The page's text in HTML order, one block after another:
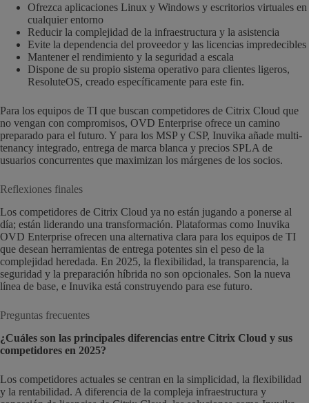
Ofrezca aplicaciones Linux y Windows y escritorios virtuales en
cualquier entorno
Reducir la complejidad de la infraestructura y la asistencia
Evite la dependencia del proveedor y las licencias impredecibles
Mantener el rendimiento y la seguridad a escala
Dispone de su propio sistema operativo para clientes ligeros,
ResoluteOS, creado específicamente para este fin.
Para los equipos de TI que buscan competidores de Citrix Cloud que
no vengan con compromisos, OVD Enterprise ofrece un camino
preparado para el futuro. Y para los MSP y CSP, Inuvika añade multi-
tenancy integrado, entrega de marca blanca y precios SPLA de
usuarios concurrentes que maximizan los márgenes de los socios.
Reflexiones finales
Los competidores de Citrix Cloud ya no están jugando a ponerse al
día; están liderando una transformación. Plataformas como Inuvika
OVD Enterprise ofrecen una alternativa clara para los equipos de TI
que desean herramientas de entrega potentes sin el peso de la
complejidad heredada. En 2025, la flexibilidad, la transparencia, la
seguridad y la preparación híbrida no son opcionales. Son la nueva
línea de base, e Inuvika está construyendo para ese futuro.
Preguntas frecuentes
¿Cuáles son las principales diferencias entre Citrix Cloud y sus
competidores en 2025?
Los competidores actuales se centran en la simplicidad, la flexibilidad
y la rentabilidad. A diferencia de la compleja infraestructura y